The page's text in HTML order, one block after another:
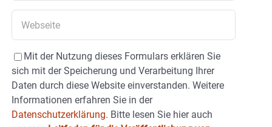
Mit der Nutzung dieses Formulars erklären Sie
sich mit der Speicherung und Verarbeitung Ihrer
Daten durch diese Website einverstanden. Weitere
Informationen erfahren Sie in der
Datenschutzerklärung. Bitte lesen Sie hier auch